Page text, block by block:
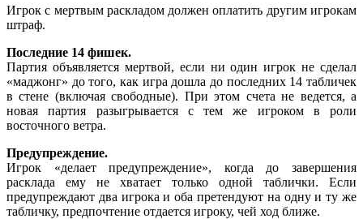
Игрок с мертвым раскладом должен оплатить другим игрокам
штраф.
Последние 14 фишек.
Партия объявляется мертвой, если ни один игрок не сделал
«маджонг» до того, как игра дошла до последних 14 табличек
в стене (включая свободные). При этом счета не ведется, а
новая партия разыгрывается с тем же игроком в роли
восточного ветра.
Предупреждение.
Игрок «делает предупреждение», когда до завершения
расклада ему не хватает только одной таблички. Если
предупреждают два игрока и оба претендуют на одну и ту же
табличку, предпочтение отдается игроку, чей ход ближе.